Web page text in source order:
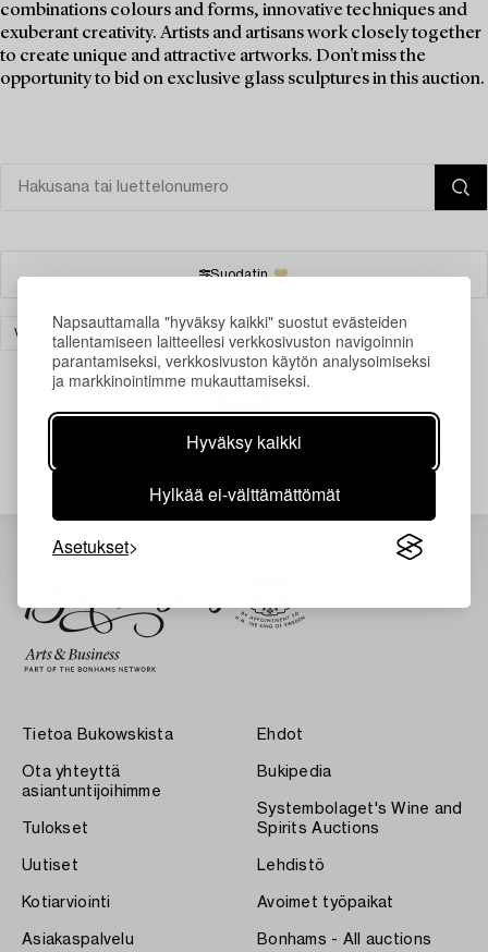
Napsauttamalla "hyväksy kaikki" suostut evästeiden
tallentamiseen laitteellesi verkkosivuston navigoinnin
parantamiseksi, verkkosivuston käytön analysoimiseksi
ja markkinointimme mukauttamiseksi.
Hyväksy kaikki
Hylkää ei-välttämättömät
Asetukset
combinations colours and forms, innovative techniques and
exuberant creativity. Artists and artisans work closely together
to create unique and attractive artworks. Don't miss the
opportunity to bid on exclusive glass sculptures in this auction.
Suodatin
VALAISIMET SEINÄVALAISIMET
Juuri nyt ei löytynyt hakuasi vastaavia kohteita.
Tietoa Bukowskista
Ota yhteyttä
asiantuntijoihimme
Tulokset
Uutiset
Kotiarviointi
Asiakaspalvelu
Ehdot
Bukipedia
Systembolaget's Wine and
Spirits Auctions
Lehdistö
Avoimet työpaikat
Bonhams - All auctions